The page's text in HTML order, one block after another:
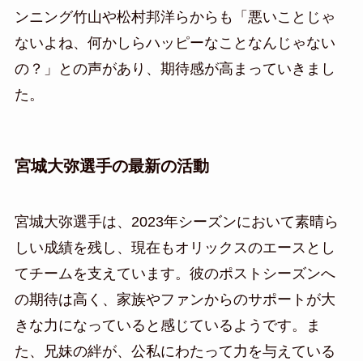
ンニング竹山や松村邦洋らからも「悪いことじゃ
ないよね、何かしらハッピーなことなんじゃない
の？」との声があり、期待感が高まっていきまし
た。
宮城大弥選手の最新の活動
宮城大弥選手は、2023年シーズンにおいて素晴ら
しい成績を残し、現在もオリックスのエースとし
てチームを支えています。彼のポストシーズンへ
の期待は高く、家族やファンからのサポートが大
きな力になっていると感じているようです。ま
た、兄妹の絆が、公私にわたって力を与えている